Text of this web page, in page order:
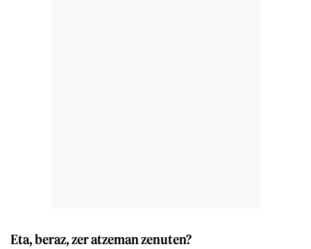
Eta, beraz, zer atzeman zenuten?